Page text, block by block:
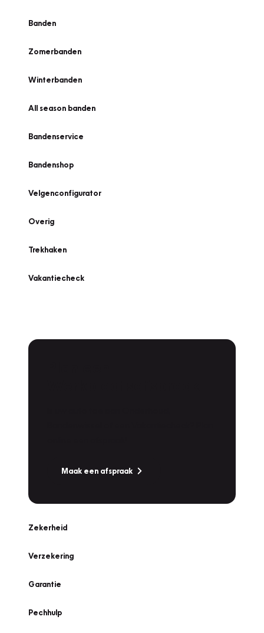
Banden
Zomerbanden
Winterbanden
All season banden
Bandenservice
Bandenshop
Velgenconfigurator
Overig
Trekhaken
Vakantiecheck
Maak een afspraak
Zekerheid
Verzekering
Garantie
Pechhulp